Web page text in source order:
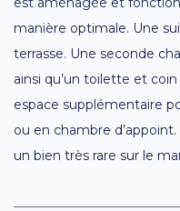
manière optimale. Une
terrasse. Une seconde
ainsi qu’un toilette et
espace supplémentaire
ou en chambre
un bien très rare sur le